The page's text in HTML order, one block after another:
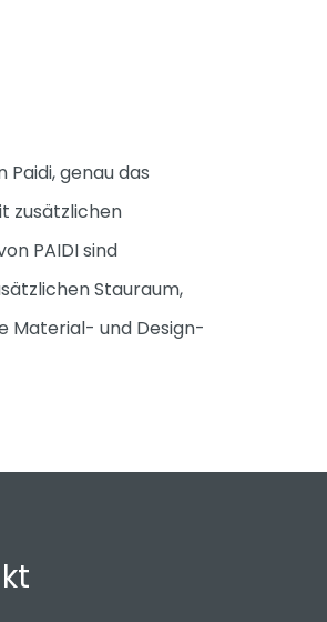
genau das
zusätzlichen
PAIDI sind
Stauraum,
Material- und Design-